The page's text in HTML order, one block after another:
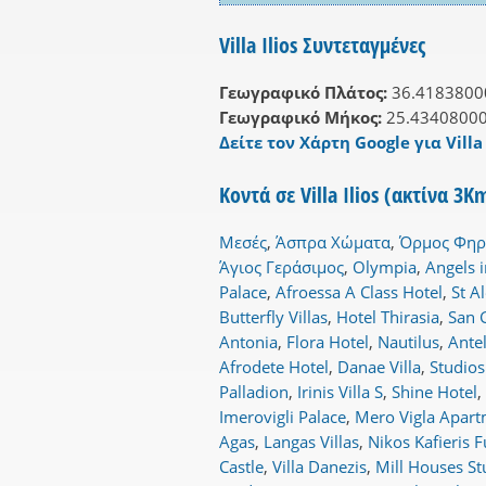
Villa Ilios Συντεταγμένες
Γεωγραφικό Πλάτος:
Γεωγραφικό Μήκος:
Δείτε τον Χάρτη Google για
Κοντά σε Villa Ilios (ακτίνα
Μεσές, Άσπρα Χώματα,Όρμος
Άγιος Γεράσιμος, Olympia, Angels
Palace, Afroessa A Class Hotel, St
Butterfly Villas, Hotel Thirasia, San
Antonia, Flora Hotel, Nautilus,
Afrodete Hotel, Danae Villa,
Palladion, Irinis Villa S, Shine Hotel,
Imerovigli Palace, Mero Vigla
Agas, Langas Villas, Nikos Kafieris
Castle, Villa Danezis, Mill Houses